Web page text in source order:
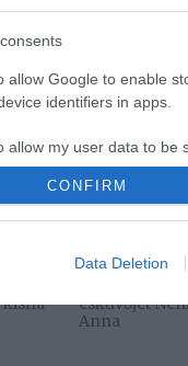
allow Google to enable
identifiers in apps.
allow my user data to be
allow Google to enable
CONFIRM
Data Deletion
kisfia
2026-08-06.
esküvőjét
Anna